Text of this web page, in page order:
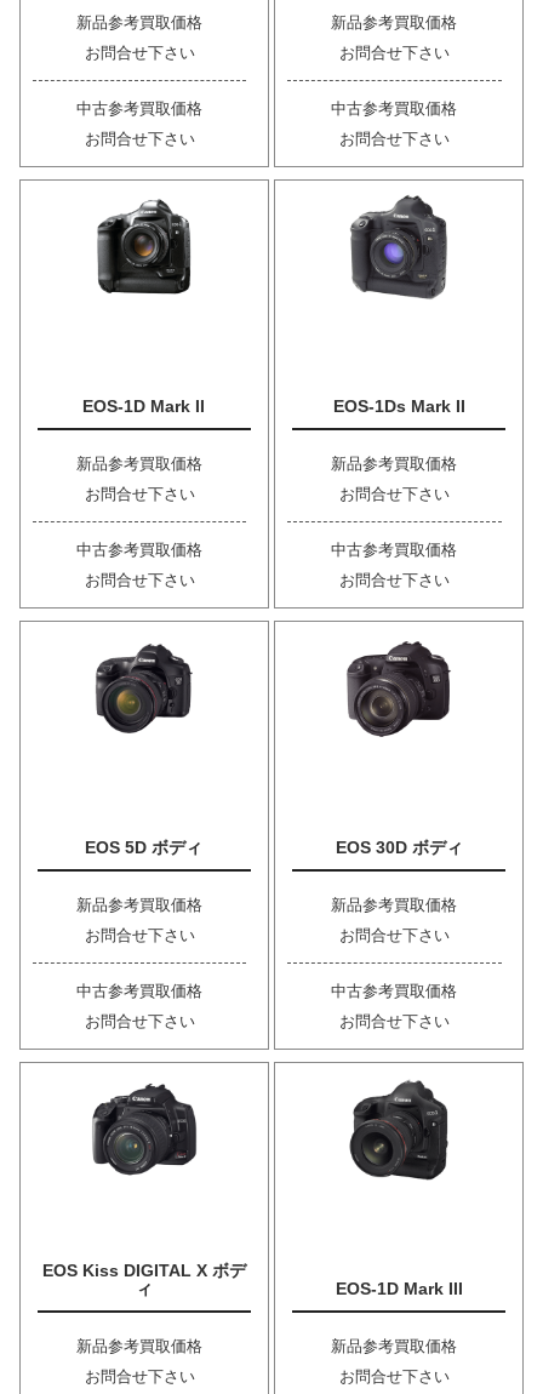
新品参考買取価格
お問合せ下さい
中古参考買取価格
お問合せ下さい
新品参考買取価格
お問合せ下さい
中古参考買取価格
お問合せ下さい
EOS-1D Mark II
新品参考買取価格
お問合せ下さい
中古参考買取価格
お問合せ下さい
EOS-1Ds Mark II
新品参考買取価格
お問合せ下さい
中古参考買取価格
お問合せ下さい
EOS 5D ボディ
新品参考買取価格
お問合せ下さい
中古参考買取価格
お問合せ下さい
EOS 30D ボディ
新品参考買取価格
お問合せ下さい
中古参考買取価格
お問合せ下さい
EOS Kiss DIGITAL X ボデ
ィ
新品参考買取価格
お問合せ下さい
EOS-1D Mark III
新品参考買取価格
お問合せ下さい